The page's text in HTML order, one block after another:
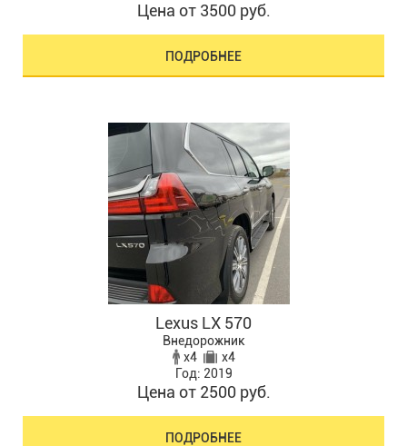
Цена от 3500 руб.
ПОДРОБНЕЕ
Lexus LX 570
Внедорожник
x4
x4
Год: 2019
Цена от 2500 руб.
ПОДРОБНЕЕ